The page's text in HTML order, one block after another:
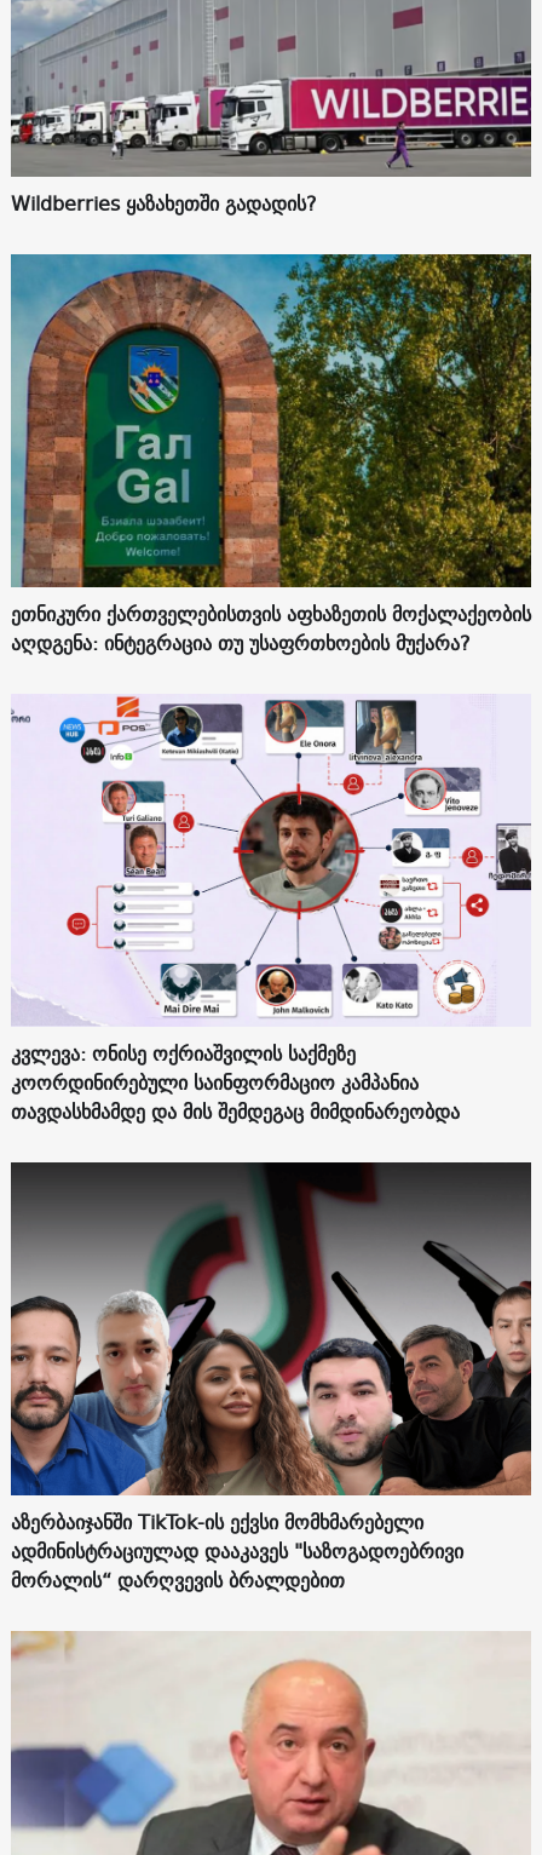
Wildberries ყაზახეთში გადადის?
ეთნიკური ქართველებისთვის აფხაზეთის მოქალაქეობის
აღდგენა: ინტეგრაცია თუ უსაფრთხოების მუქარა?
კვლევა: ონისე ოქრიაშვილის საქმეზე
კოორდინირებული საინფორმაციო კამპანია
თავდასხმამდე და მის შემდეგაც მიმდინარეობდა
აზერბაიჯანში TikTok-ის ექვსი მომხმარებელი
ადმინისტრაციულად დააკავეს "საზოგადოებრივი
მორალის“ დარღვევის ბრალდებით